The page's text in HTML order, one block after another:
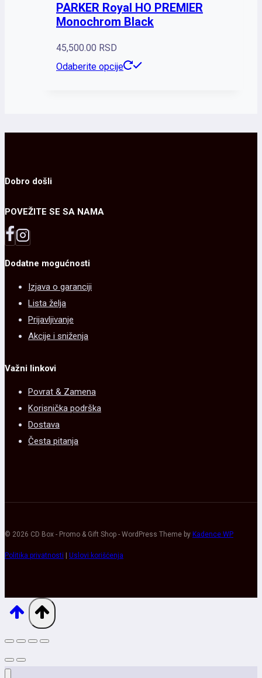
PARKER Royal HO PREMIER
Monochrom Black
45,500.00 RSD
Odaberite opcije
Dobro došli
POVEŽITE SE SA NAMA
Dodatne mogućnosti
Izjava o garanciji
Lista želja
Prijavljivanje
Akcije i sniženja
Važni linkovi
Povrat & Zamena
Korisnička podrška
Dostava
Česta pitanja
© 2026 CD Box - Promo & Gift Shop - WordPress Theme by Kadence WP
Politika privatnosti Uslovi korišćenja